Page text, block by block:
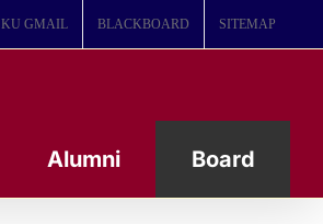
KU GMAIL BLACKBOARD SITEMAP
Alumni Board